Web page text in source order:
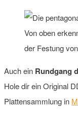
Von oben
der Festung
Auch ein Rundgang
Hole dir ein Original
Plattensammlung in